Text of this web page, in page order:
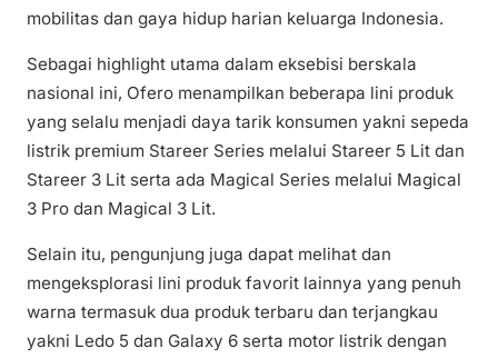
mobilitas dan gaya hidup harian keluarga Indonesia.
Sebagai highlight utama dalam eksebisi berskala
nasional ini, Ofero menampilkan beberapa lini produk
yang selalu menjadi daya tarik konsumen yakni sepeda
listrik premium Stareer Series melalui Stareer 5 Lit dan
Stareer 3 Lit serta ada Magical Series melalui Magical
3 Pro dan Magical 3 Lit.
Selain itu, pengunjung juga dapat melihat dan
mengeksplorasi lini produk favorit lainnya yang penuh
warna termasuk dua produk terbaru dan terjangkau
yakni Ledo 5 dan Galaxy 6 serta motor listrik dengan